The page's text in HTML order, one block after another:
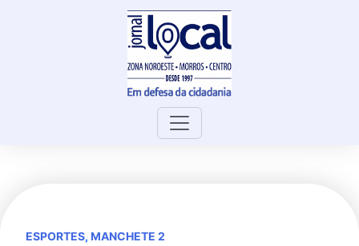
ESPORTES, MANCHETE 2